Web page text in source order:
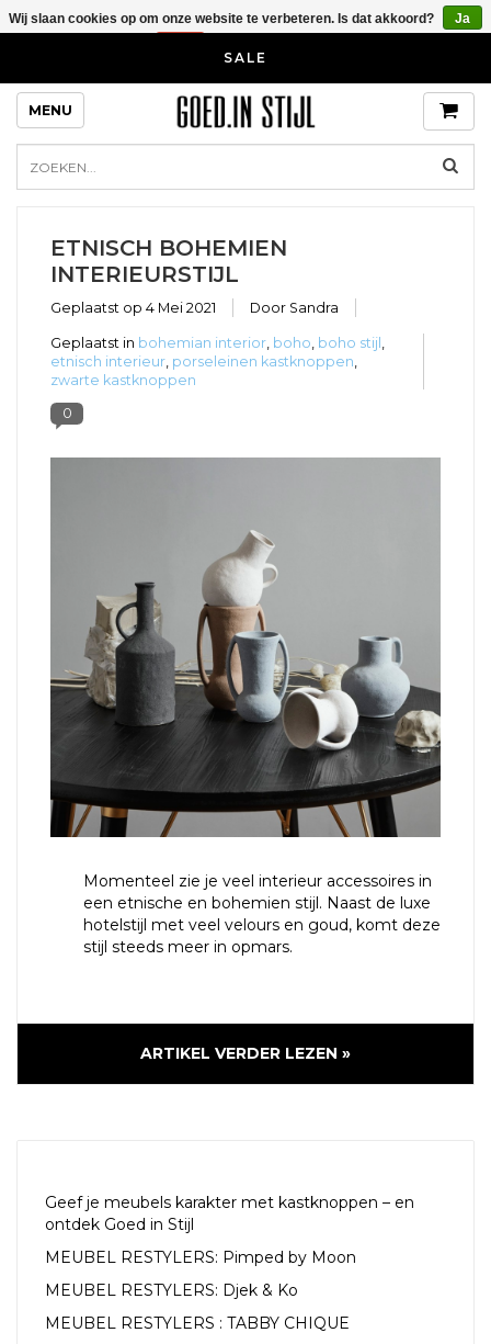
SALE
MENU
Blog over bijzondere kastknoppen en
kapstokhaken voor in je huis en
interieur
ETNISCH BOHEMIEN
INTERIEURSTIJL
Geplaatst op 4 Mei 2021 Door Sandra
Geplaatst in bohemian interior, boho, boho stijl ,
etnisch interieur, porseleinen kastknoppen,
zwarte kastknoppen
0
Momenteel zie je veel interieur accessoires in
een etnische en bohemien stijl. Naast de luxe
hotelstijl met veel velours en goud, komt deze
stijl steeds meer in opmars.
ARTIKEL VERDER LEZEN »
Geef je meubels karakter met kastknoppen – en
ontdek Goed in Stijl
MEUBEL RESTYLERS: Pimped by Moon
MEUBEL RESTYLERS: Djek & Ko
MEUBEL RESTYLERS : TABBY CHIQUE
Wij slaan cookies op om onze website te verbeteren. Is dat akkoord?
Ja